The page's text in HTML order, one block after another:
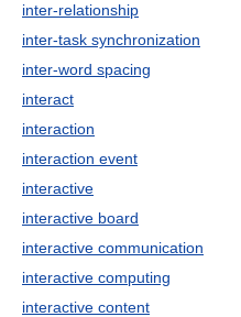
inter-relationship
inter-task synchronization
inter-word spacing
interact
interaction
interaction event
interactive
interactive board
interactive communication
interactive computing
interactive content